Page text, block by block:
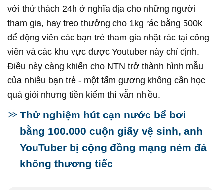
với thử thách 24h ở nghĩa địa cho những người
tham gia, hay treo thưởng cho 1kg rác bằng 500k
để động viên các bạn trẻ tham gia nhặt rác tại công
viên và các khu vực được Youtuber này chỉ định.
Điều này càng khiến cho NTN trở thành hình mẫu
của nhiều bạn trẻ - một tấm gương không cần học
quá giỏi nhưng tiền kiếm thì vẫn nhiều.
Thử nghiệm hút cạn nước bể bơi
bằng 100.000 cuộn giấy vệ sinh, anh
YouTuber bị cộng đồng mạng ném đá
không thương tiếc